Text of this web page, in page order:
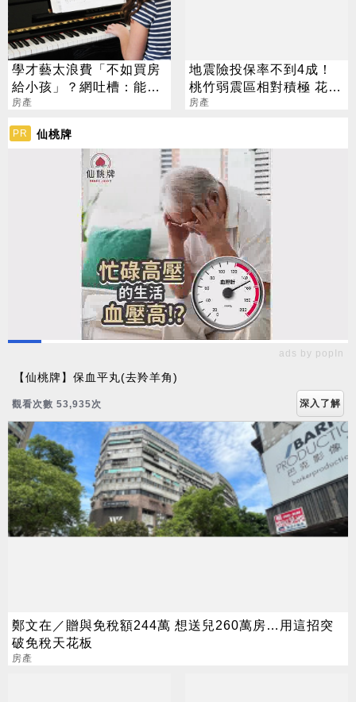
學才藝太浪費「不如買房
給小孩」？網吐槽：能買
房就不差這點錢
房產
地震險投保率不到4成！
桃竹弱震區相對積極 花蓮
僅30%
房產
PR 仙桃牌
ads by popIn
【仙桃牌】保血平丸(去羚羊角)
觀看次數 53,935次 深入了解
鄭文在／贈與免稅額244萬 想送兒260萬房…用這招突
破免稅天花板
房產